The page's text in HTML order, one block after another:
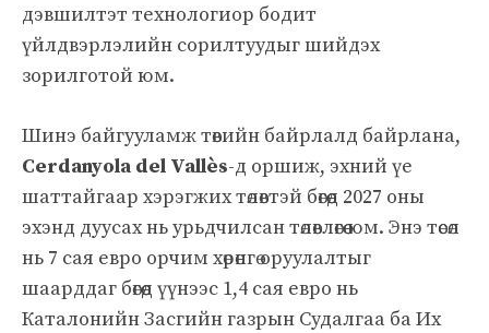
дэвшилтэт технологиор бодит
үйлдвэрлэлийн сорилтуудыг шийдэх
зорилготой юм.
Шинэ байгууламж төвийн байрлалд байрлана,
Cerdanyola del Vallès-д оршиж, эхний үе
шаттайгаар хэрэгжих төлөвтэй бөгөөд 2027 оны
эхэнд дуусах нь урьдчилсан төлөвлөгөө юм. Энэ төсөл
нь 7 сая евро орчим хөрөнгө оруулалтыг
шаарддаг бөгөөд үүнээс 1,4 сая евро нь
Каталонийн Засгийн газрын Судалгаа ба Их